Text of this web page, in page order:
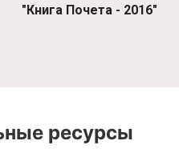
"Книга Почета - 2016"
ресурсы